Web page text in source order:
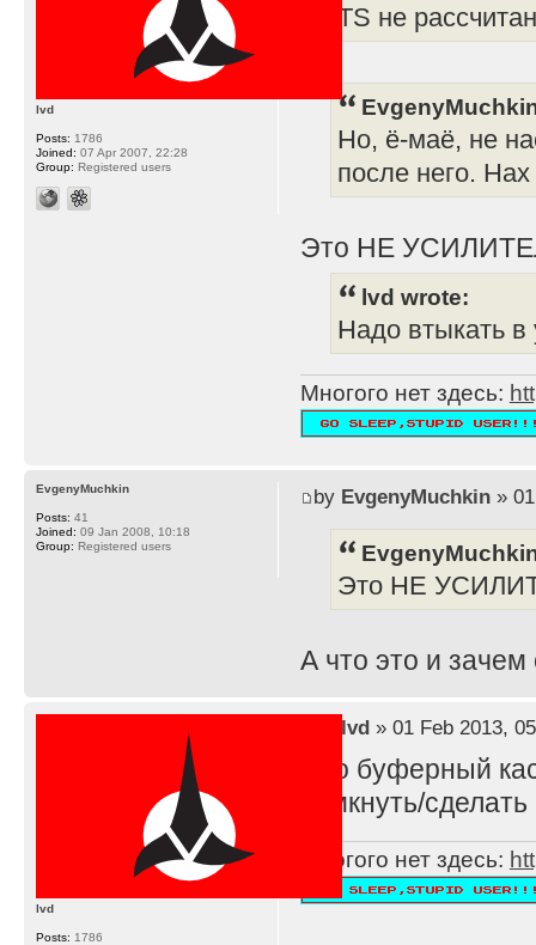
TS не
Но, ё-маё, не
после него.
Это НЕ
lvd wrote:
Надо втыкать в
Многого нет здесь:
lvd
Posts: 1786
Joined: 07 Apr 2007, 22:28
Group: Registered users
by EvgenyMuchkin» 01
Это НЕ
А что это и
EvgenyMuchkin
Posts: 41
Joined: 09 Jan 2008, 10:18
Group: Registered users
lvd» 01 Feb 2013,
Это буферный
замкнуть/
Многого нет здесь:
lvd
Posts: 1786